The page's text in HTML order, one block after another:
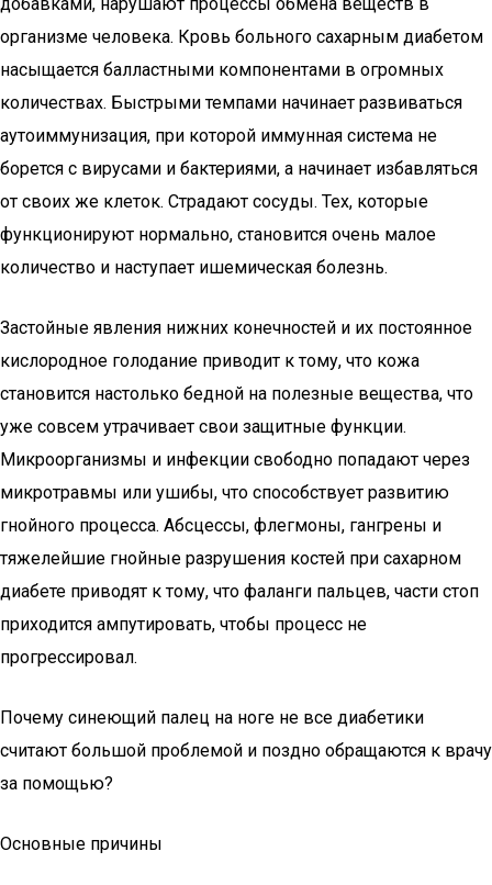
организме человека. Кровь больного сахарным диабетом
насыщается балластными компонентами в огромных
количествах. Быстрыми темпами начинает развиваться
аутоиммунизация, при которой иммунная система не
борется с вирусами и бактериями, а начинает избавляться
от своих же клеток. Страдают сосуды. Тех, которые
функционируют нормально, становится очень малое
количество и наступает ишемическая болезнь.
Застойные явления нижних конечностей и их постоянное
кислородное голодание приводит к тому, что кожа
становится настолько бедной на полезные вещества, что
уже совсем утрачивает свои защитные функции.
Микроорганизмы и инфекции свободно попадают через
микротравмы или ушибы, что способствует развитию
гнойного процесса. Абсцессы, флегмоны, гангрены и
тяжелейшие гнойные разрушения костей при сахарном
диабете приводят к тому, что фаланги пальцев, части стоп
приходится ампутировать, чтобы процесс не
прогрессировал.
Почему синеющий палец на ноге не все диабетики
считают большой проблемой и поздно обращаются к врачу
за помощью?
Основные причины